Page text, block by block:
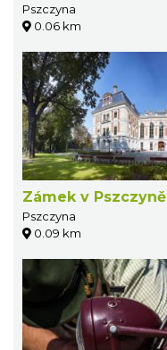
Pszczyna
0.06 km
Zámek v Pszczyně
Pszczyna
0.09 km